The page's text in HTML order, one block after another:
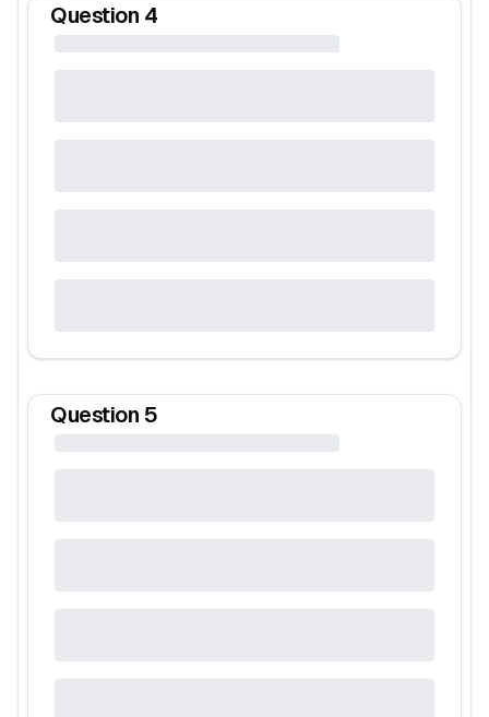
Question 4
Question 5